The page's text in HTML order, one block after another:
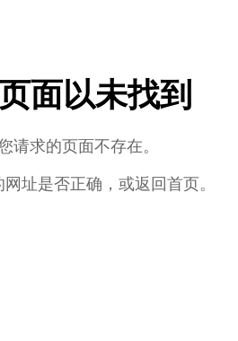
面以未找到
请求的页面不存在。
址是否正确，或返回首页。